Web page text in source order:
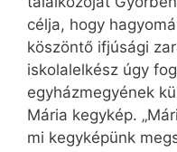
célja, hogy
köszöntő ifjúsági
iskolalelkész úgy
egyházmegyének
Mária kegykép.
mi kegyképünk